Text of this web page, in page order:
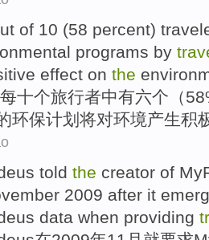
of 10 (58 percent)
programs by
effect on the
十个旅行者中有六个 （
环保计划 将对环境产生积
told the creator of
2009 after it
data when providing